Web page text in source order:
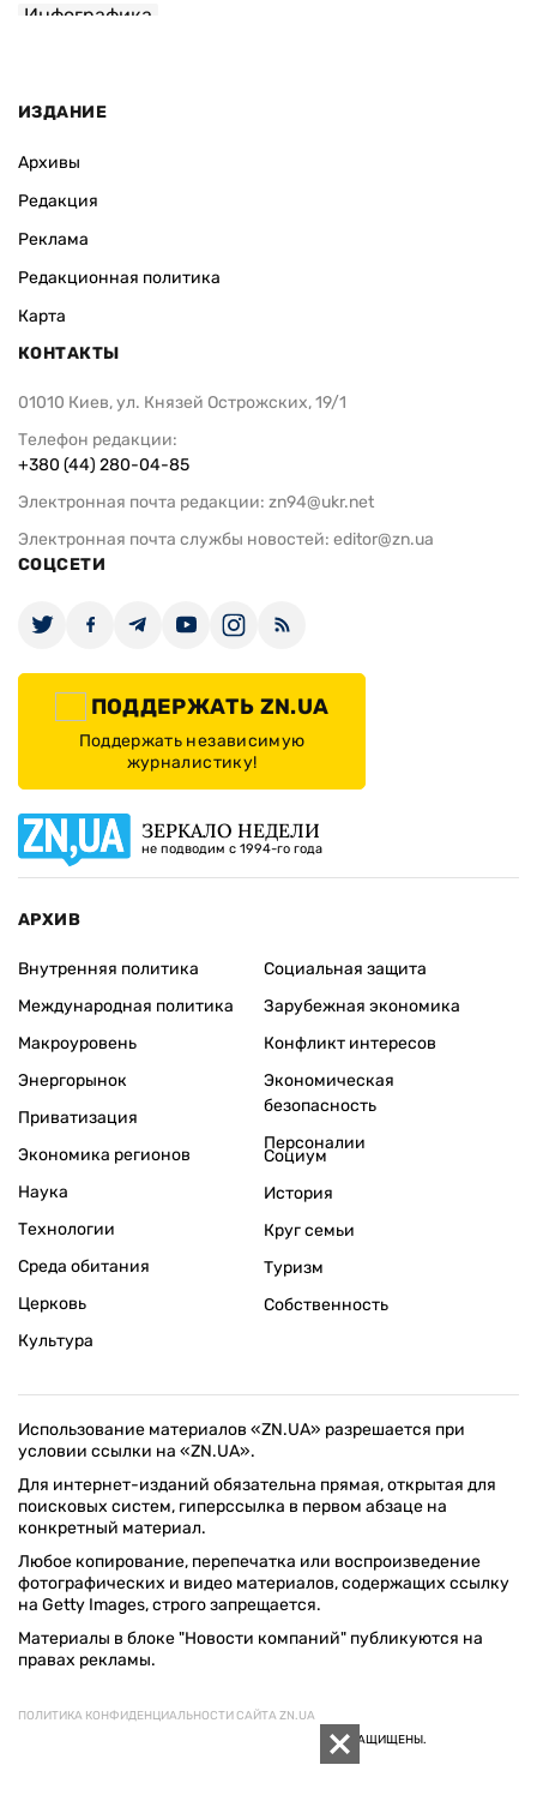
Инфографика
ИЗДАНИЕ
Архивы
Редакция
Реклама
Редакционная политика
Карта
КОНТАКТЫ
01010 Киев, ул. Князей Острожских, 19/1
Телефон редакции:
+380 (44) 280-04-85
Электронная почта редакции: zn94@ukr.net
Электронная почта службы новостей: editor@zn.ua
СОЦСЕТИ
ПОДДЕРЖАТЬ ZN.UA
Поддержать независимую
журналистику!
ЗЕРКАЛО НЕДЕЛИ
не подводим с 1994-го года
АРХИВ
Внутренняя политика
Международная политика
Макроуровень
Энергорынок
Приватизация
Экономика регионов
Социальная защита
Зарубежная экономика
Конфликт интересов
Экономическая
безопасность
Персоналии
Наука
Технологии
Среда обитания
Церковь
Культура
Социум
История
Круг семьи
Туризм
Собственность
Использование материалов «ZN.UA» разрешается при
условии ссылки на «ZN.UA».
Для интернет-изданий обязательна прямая, открытая для
поисковых систем, гиперссылка в первом абзаце на
конкретный материал.
Любое копирование, перепечатка или воспроизведение
фотографических и видео материалов, содержащих ссылку
на Getty Images, строго запрещается.
Материалы в блоке "Новости компаний" публикуются на
правах рекламы.
ПОЛИТИКА КОНФИДЕНЦИАЛЬНОСТИ САЙТА ZN.UA
© 1994–2026 «ЗЕРКАЛО НЕДЕЛИ. УКРАИНА». ВСЕ ПРАВА ЗАЩИЩЕНЫ.